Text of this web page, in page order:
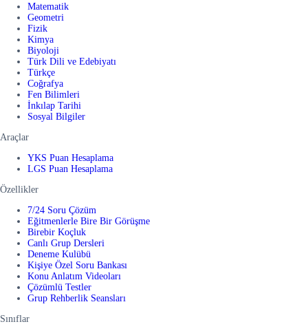
Matematik
Geometri
Fizik
Kimya
Biyoloji
Türk Dili ve Edebiyatı
Türkçe
Coğrafya
Fen Bilimleri
İnkılap Tarihi
Sosyal Bilgiler
Araçlar
YKS Puan Hesaplama
LGS Puan Hesaplama
Özellikler
7/24 Soru Çözüm
Eğitmenlerle Bire Bir Görüşme
Birebir Koçluk
Canlı Grup Dersleri
Deneme Kulübü
Kişiye Özel Soru Bankası
Konu Anlatım Videoları
Çözümlü Testler
Grup Rehberlik Seansları
Sınıflar